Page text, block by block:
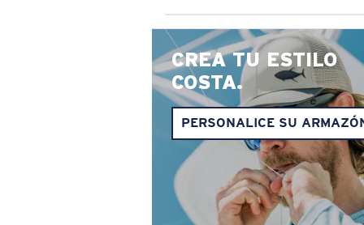
CREA TU ESTILO
COSTA.
PERSONALICE SU